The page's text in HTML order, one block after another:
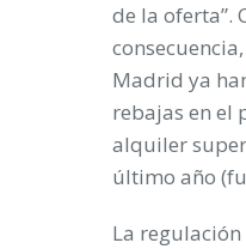
de la oferta”.
Madrid ya
rebajas en el
alquiler
último año
La